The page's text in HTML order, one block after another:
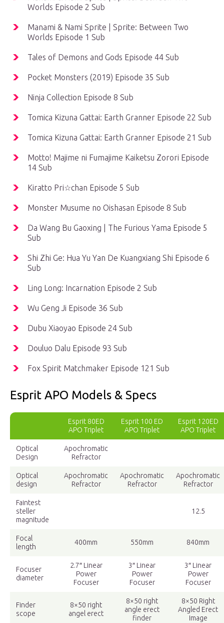
Worlds Episode 2 Sub
Manami & Nami Sprite | Sprite: Between Two
Worlds Episode 1 Sub
Tales of Demons and Gods Episode 44 Sub
Pocket Monsters (2019) Episode 35 Sub
Ninja Collection Episode 8 Sub
Tomica Kizuna Gattai: Earth Granner Episode 22 Sub
Tomica Kizuna Gattai: Earth Granner Episode 21 Sub
Motto! Majime ni Fumajime Kaiketsu Zorori Episode
14 Sub
Kiratto Pri☆chan Episode 5 Sub
Monster Musume no Oishasan Episode 8 Sub
Da Wang Bu Gaoxing | The Furious Yama Episode 5
Sub
Shi Zhi Ge: Hua Yu Yan De Kuangxiang Shi Episode 6
Sub
Ling Long: Incarnation Episode 2 Sub
Wu Geng Ji Episode 36 Sub
Dubu Xiaoyao Episode 24 Sub
Douluo Dalu Episode 93 Sub
Fox Spirit Matchmaker Episode 121 Sub
Esprit APO Models & Specs
Esprit 80ED
APO Triplet
Esprit 100 ED
APO Triplet
Esprit 120ED
APO Triplet
Optical
Design
Apochromatic
Refractor
Optical
design
Apochromatic
Refractor
Apochromatic
Refractor
Apochromatic
Refractor
Faintest
steller
magnitude
12.5
Focal
length
400mm 550mm 840mm
Focuser
diameter
2.7″ Linear
Power
Focuser
3″ Linear
Power
Focuser
3″ Linear
Power
Focuser
Finder
scope
8×50 right
angel erect
8×50 right
angle erect
finder
8×50 Right
Angled Erect
Image